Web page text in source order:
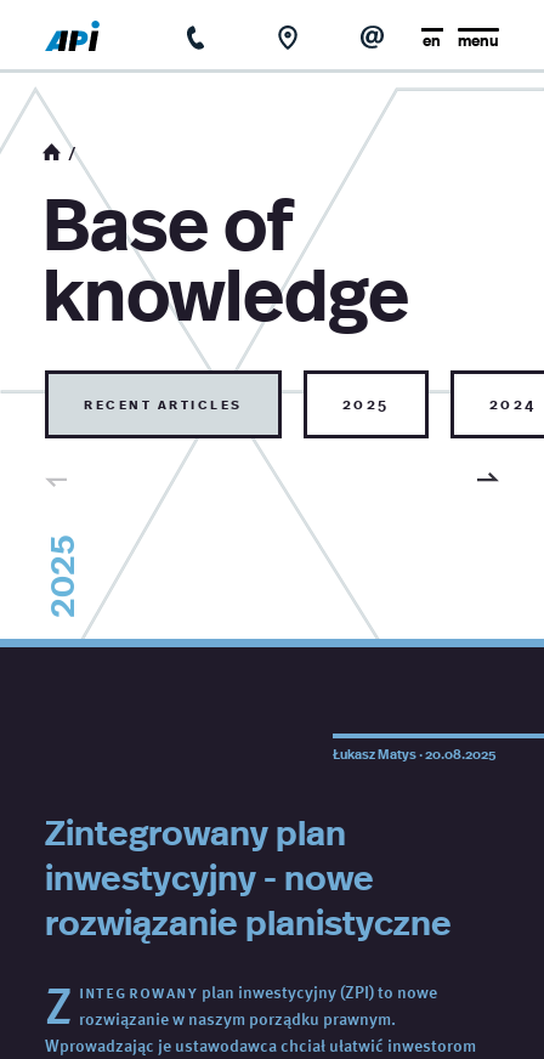
menu
en
home
news
base of knowledge
contact
Base of
knowledge
recent articles 2025 2024
2025
Łukasz Matys ·20.08.2025
Zintegrowany plan
inwestycyjny - nowe
rozwiązanie planistyczne
Z integrowany plan inwestycyjny (ZPI) to nowe
rozwiązanie w naszym porządku prawnym.
Wprowadzając je ustawodawca chciał ułatwić inwestorom